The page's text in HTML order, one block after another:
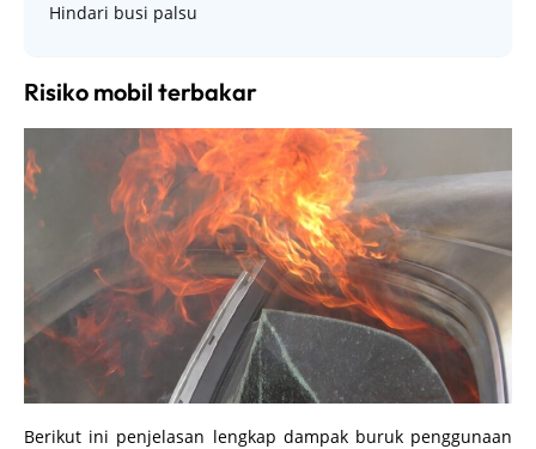
Hindari busi palsu
Risiko mobil terbakar
Berikut ini penjelasan lengkap dampak buruk penggunaan